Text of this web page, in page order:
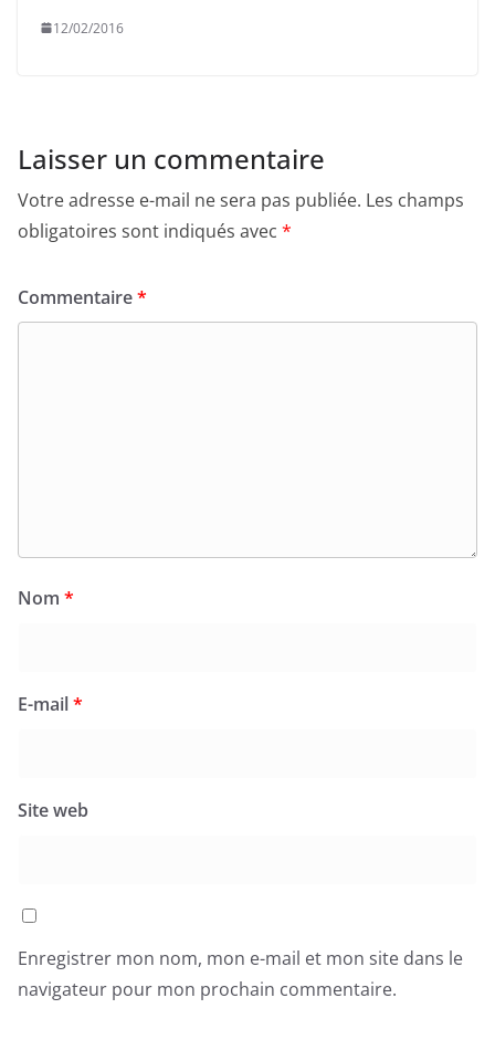
12/02/2016
Laisser un commentaire
Votre adresse e-mail ne sera pas publiée. Les champs
obligatoires sont indiqués avec *
Commentaire*
Nom *
E-mail*
Site web
Enregistrer mon nom, mon e-mail et mon site dans le
navigateur pour mon prochain commentaire.